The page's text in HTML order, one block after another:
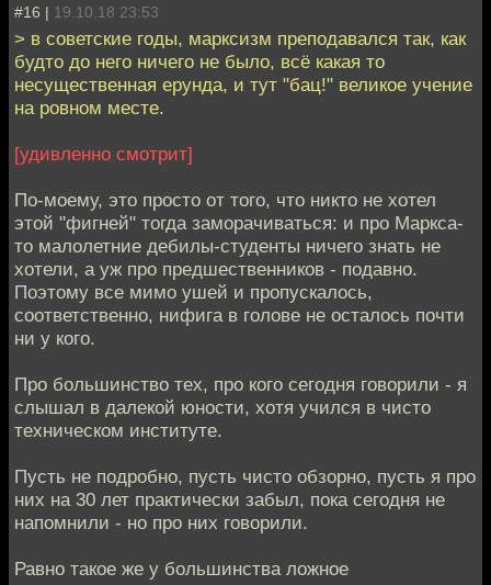
#16 | 19.10.18 23:53
> в советские годы, марксизм преподавался так, как
будто до него ничего не было, всё какая то
несущественная ерунда, и тут "бац!" великое учение
на ровном месте.
[удивленно смотрит]
По-моему, это просто от того, что никто не хотел
этой "фигней" тогда заморачиваться: и про Маркса-
то малолетние дебилы-студенты ничего знать не
хотели, а уж про предшественников - подавно.
Поэтому все мимо ушей и пропускалось,
соответственно, нифига в голове не осталось почти
ни у кого.
Про большинство тех, про кого сегодня говорили - я
слышал в далекой юности, хотя учился в чисто
техническом институте.
Пусть не подробно, пусть чисто обзорно, пусть я про
них на 30 лет практически забыл, пока сегодня не
напомнили - но про них говорили.
Равно такое же у большинства ложное